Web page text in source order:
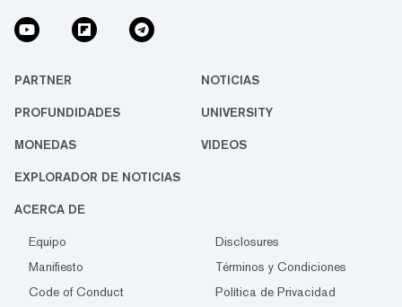
PARTNER NOTICIAS
PROFUNDIDADES UNIVERSITY
MONEDAS VIDEOS
EXPLORADOR DE NOTICIAS
ACERCA DE
Equipo
Disclosures
Manifiesto
Términos y Condiciones
Code of Conduct
Política de Privacidad